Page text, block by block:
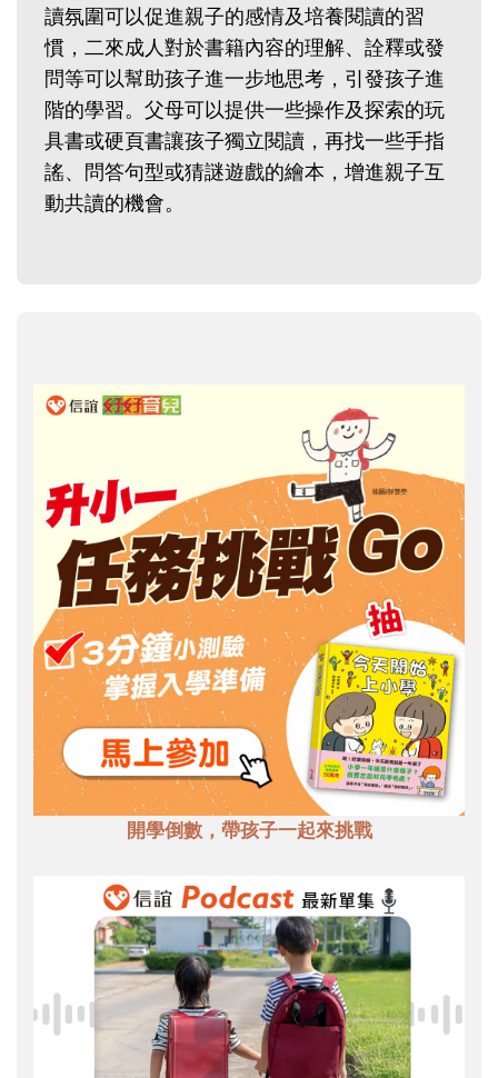
讀氛圍可以促進親子的感情及培養閱讀的習
慣，二來成人對於書籍內容的理解、詮釋或發
問等可以幫助孩子進一步地思考，引發孩子進
階的學習。父母可以提供一些操作及探索的玩
具書或硬頁書讓孩子獨立閱讀，再找一些手指
謠、問答句型或猜謎遊戲的繪本，增進親子互
動共讀的機會。
開學倒數，帶孩子一起來挑戰